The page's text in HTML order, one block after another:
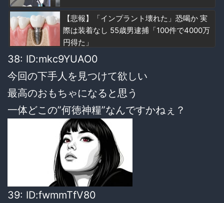
【悲報】「インプラント壊れた」恐喝か 実
際は装着なし 55歳男逮捕「100件で4000万
円得た」
38: ID:mkc9YUAO0
今回の下手人を見つけて欲しい
最高のおもちゃになると思う
一体どこの”何徳神糧”なんですかねぇ？
39: ID:fwmmTfV80